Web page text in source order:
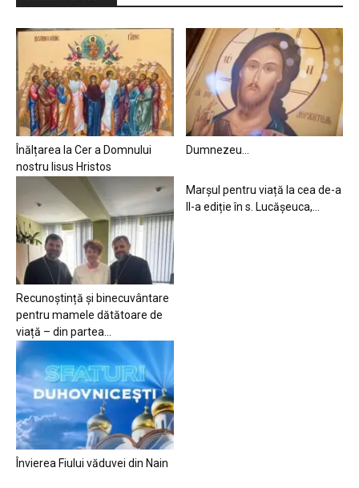
Înălțarea la Cer a Domnului
nostru Iisus Hristos
Dumnezeu…
Recunoștință și binecuvântare
pentru mamele dătătoare de
viață – din partea...
Marșul pentru viață la cea de-a
II-a ediție în s. Lucășeuca,...
Învierea Fiului văduvei din Nain